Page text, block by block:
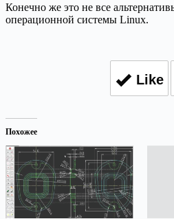
Конечно же это не все
операционной системы Linux.
Like
Похожее